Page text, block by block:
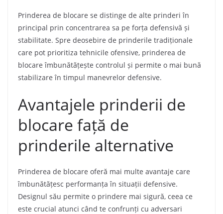
Prinderea de blocare se distinge de alte prinderi în
principal prin concentrarea sa pe forța defensivă și
stabilitate. Spre deosebire de prinderile tradiționale
care pot prioritiza tehnicile ofensive, prinderea de
blocare îmbunătățește controlul și permite o mai bună
stabilizare în timpul manevrelor defensive.
Avantajele prinderii de
blocare față de
prinderile alternative
Prinderea de blocare oferă mai multe avantaje care
îmbunătățesc performanța în situații defensive.
Designul său permite o prindere mai sigură, ceea ce
este crucial atunci când te confrunți cu adversari